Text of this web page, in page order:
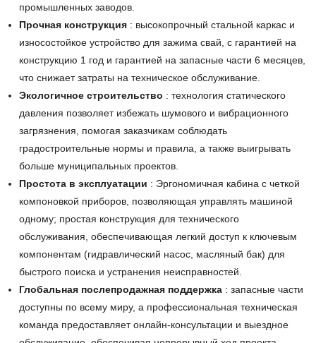
промышленных заводов.
Прочная конструкция: высокопрочный стальной каркас и
износостойкое устройство для зажима свай, с гарантией на
конструкцию 1 год и гарантией на запасные части 6 месяцев,
что снижает затраты на техническое обслуживание.
Экологичное строительство : технология статического
давления позволяет избежать шумового и вибрационного
загрязнения, помогая заказчикам соблюдать
градостроительные нормы и правила, а также выигрывать
больше муниципальных проектов.
Простота в эксплуатации : Эргономичная кабина с четкой
компоновкой приборов, позволяющая управлять машиной
одному; простая конструкция для технического
обслуживания, обеспечивающая легкий доступ к ключевым
компонентам (гидравлический насос, масляный бак) для
быстрого поиска и устранения неисправностей.
Глобальная послепродажная поддержка: запасные части
доступны по всему миру, а профессиональная техническая
команда предоставляет онлайн-консультации и выездное